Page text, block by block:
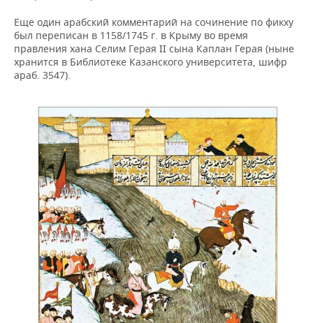
Еще один арабский комментарий на сочинение по фикху
был переписан в 1158/1745 г. в Крыму во время
правления хана Селим Герая II сына Каплан Герая (ныне
хранится в Библиотеке Казанского университета, шифр
араб. 3547).